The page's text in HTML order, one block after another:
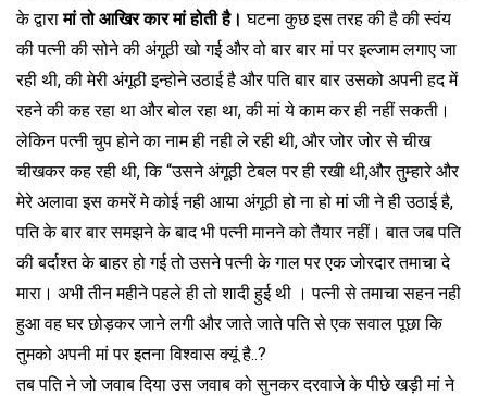
के द्वारामां तो आखिर कार मां होती है। घटना कुछ इस तरह की है की स्वंय
की पत्नी की सोने की अंगूठी खो गई और वो बार बार मां पर इल्जाम लगाए जा
रही थी, की मेरी अंगूठी इन्होने उठाई है और पति बार बार उसको अपनी हद में
रहने की कह रहा था और बोल रहा था, की मां ये काम कर ही नहीं सकती।
लेकिन पत्नी चुप होने का नाम ही नही ले रही थी, और जोर जोर से चीख
चीखकर कह रही थी, कि “उसने अंगूठी टेबल पर ही रखी थी,और तुम्हारे और
मेरे अलावा इस कमरें मे कोई नही आया अंगूठी हो ना हो मां जी ने ही उठाई है,
पति के बार बार समझने के बाद भी पत्नी मानने को तैयार नहीं। बात जब पति
की बर्दाश्त के बाहर हो गई तो उसने पत्नी के गाल पर एक जोरदार तमाचा दे
मारा। अभी तीन महीने पहले ही तो शादी हुई थी । पत्नी से तमाचा सहन नही
हुआ वह घर छोड़कर जाने लगी और जाते जाते पति से एक सवाल पूछा कि
तुमको अपनी मां पर इतना विश्वास क्यूं है..?
तब पति ने जो जवाब दिया उस जवाब को सुनकर दरवाजे के पीछे खड़ी मां ने